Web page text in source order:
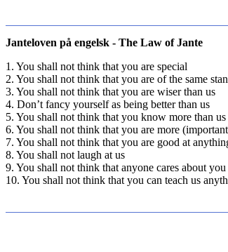
Janteloven på engelsk - The Law of Jante
1. You shall not think that you are special
2. You shall not think that you are of the same
3. You shall not think that you are wiser than us
4. Don’t fancy yourself as being better than us
5. You shall not think that you know more than us
6. You shall not think that you are more
7. You shall not think that you are good at
8. You shall not laugh at us
9. You shall not think that anyone cares about you
10. You shall not think that you can teach us